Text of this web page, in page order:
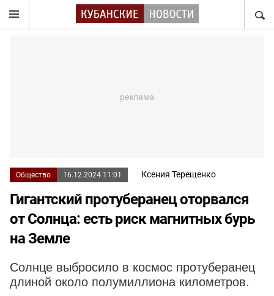
Общество 16.12.2024 11:01 Ксения Терещенко
Гигантский протуберанец оторвался
от Солнца: есть риск магнитных бурь
на Земле
Солнце выбросило в космос протуберанец
длиной около полумиллиона километров.